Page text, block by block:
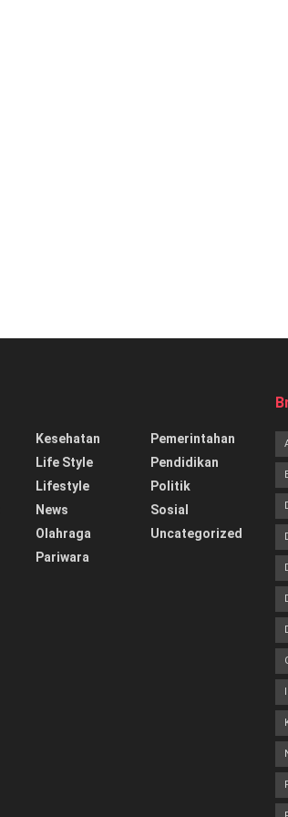
Kesehatan
Life Style
Lifestyle
News
Olahraga
Pariwara
Pemerintahan
Pendidikan
Politik
Sosial
Uncategorized